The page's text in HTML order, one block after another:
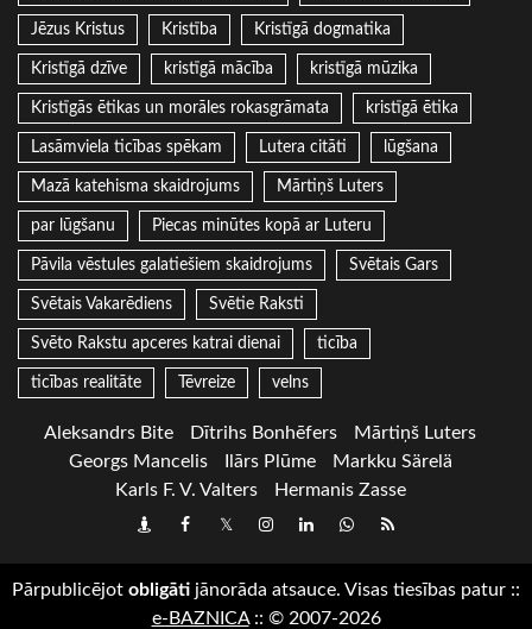
Jēzus Kristus Kristība Kristīgā dogmatika
Kristīgā dzīve kristīgā mācība kristīgā mūzika
Kristīgās ētikas un morāles rokasgrāmata kristīgā ētika
Lasāmviela ticības spēkam Lutera citāti lūgšana
Mazā katehisma skaidrojums Mārtiņš Luters
par lūgšanu Piecas minūtes kopā ar Luteru
Pāvila vēstules galatiešiem skaidrojums Svētais Gars
Svētais Vakarēdiens Svētie Raksti
Svēto Rakstu apceres katrai dienai ticība
ticības realitāte Tēvreize velns
Aleksandrs Bite Dītrihs Bonhēfers
Mārtiņš Luters
Georgs Mancelis
Ilārs Plūme
Markku Särelä
Karls F. V. Valters
Hermanis Zasse
DraugiemFacebook
TwitterInstagram
LinkedInwhatsapp
RSS
Pārpublicējot obligāti jānorāda atsauce. Visas tiesības patur ::
e-BAZNICA:: © 2007-2026